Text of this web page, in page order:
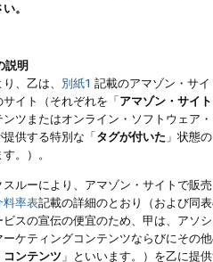
。
説明
、乙は、 別紙1 記載のアマゾン・サ
イト（それぞれを「アマゾン・サイト
ンツまたはオンライン・ソフトウェア
供する特別な「タグが付いた 」状態
。）。
ルーにより、アマゾン・サイトで販
料率表記載の詳細のとおり（および同
スの宣伝の便宜のため、甲は、アソ
ーケティングコンテンツならびにその
コンテンツ 」といいます。）を乙に提